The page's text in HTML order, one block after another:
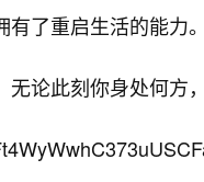
有了重启生活的能力
无论此刻你身处何方